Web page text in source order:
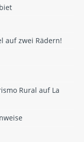
auf zwei Rädern!
Rural auf La